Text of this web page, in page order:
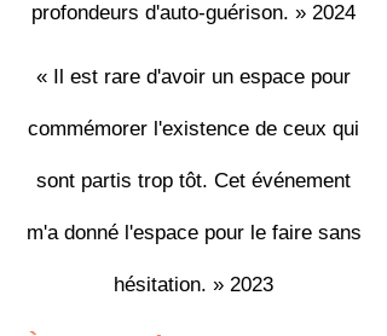
profondeurs d'auto-guérison. » 2024
« Il est rare d'avoir un espace pour
commémorer l'existence de ceux qui
sont partis trop tôt. Cet événement
m'a donné l'espace pour le faire sans
hésitation. » 2023